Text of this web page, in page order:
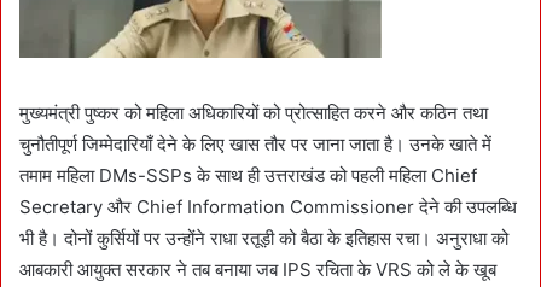
मुख्यमंत्री पुष्कर को महिला अधिकारियों को प्रोत्साहित करने और कठिन तथा
चुनौतीपूर्ण जिम्मेदारियाँ देने के लिए खास तौर पर जाना जाता है। उनके खाते में
तमाम महिला DMs-SSPs के साथ ही उत्तराखंड को पहली महिला Chief
Secretary और Chief Information Commissioner देने की उपलब्धि
भी है। दोनों कुर्सियों पर उन्होंने राधा रतूड़ी को बैठा के इतिहास रचा। अनुराधा को
आबकारी आयुक्त सरकार ने तब बनाया जब IPS रचिता के VRS को ले के खूब